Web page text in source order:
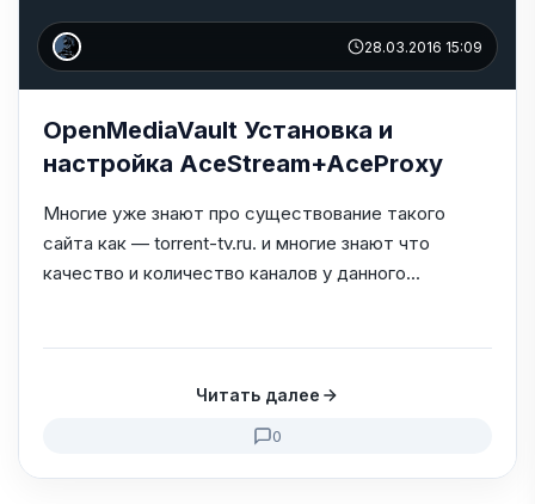
28.03.2016 15:09
OpenMediaVault Установка и
настройка AceStream+AceProxy
Многие уже знают про существование такого
сайта как — torrent-tv.ru. и многие знают что
качество и количество каналов у данного...
Читать далее
0